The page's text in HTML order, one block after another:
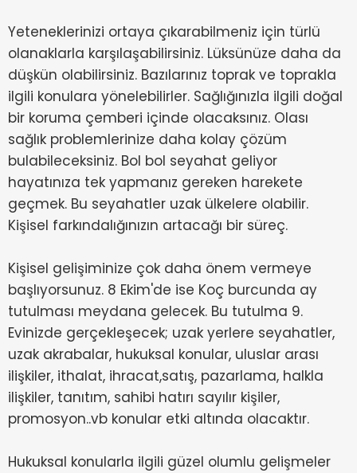
Yeteneklerinizi ortaya çıkarabilmeniz için türlü
olanaklarla karşılaşabilirsiniz. Lüksünüze daha da
düşkün olabilirsiniz. Bazılarınız toprak ve toprakla
ilgili konulara yönelebilirler. Sağlığınızla ilgili doğal
bir koruma çemberi içinde olacaksınız. Olası
sağlık problemlerinize daha kolay çözüm
bulabileceksiniz. Bol bol seyahat geliyor
hayatınıza tek yapmanız gereken harekete
geçmek. Bu seyahatler uzak ülkelere olabilir.
Kişisel farkındalığınızın artacağı bir süreç.
Kişisel gelişiminize çok daha önem vermeye
başlıyorsunuz. 8 Ekim'de ise Koç burcunda ay
tutulması meydana gelecek. Bu tutulma 9.
Evinizde gerçekleşecek; uzak yerlere seyahatler,
uzak akrabalar, hukuksal konular, uluslar arası
ilişkiler, ithalat, ihracat,satış, pazarlama, halkla
ilişkiler, tanıtım, sahibi hatırı sayılır kişiler,
promosyon..vb konular etki altında olacaktır.
Hukuksal konularla ilgili güzel olumlu gelişmeler